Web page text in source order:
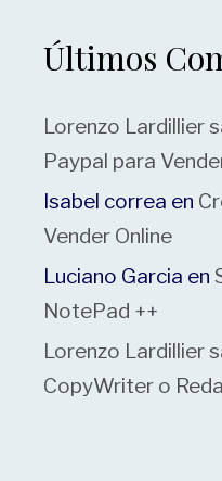
Últimos
Lorenzo Lardillier
Paypal para
Isabel correa en
Vender Online
Luciano Garcia en
NotePad ++
Lorenzo Lardillier
CopyWriter o